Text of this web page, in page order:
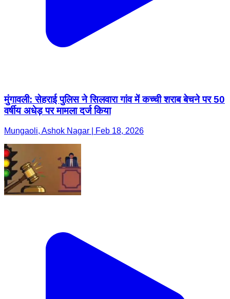
मुंगावली: सेहराई पुलिस ने सिलवारा गांव में कच्ची शराब बेचने पर 50
वर्षीय अधेड़ पर मामला दर्ज किया
Mungaoli, Ashok Nagar | Feb 18, 2026